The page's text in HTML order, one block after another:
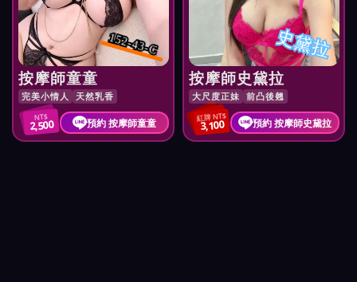
152-43-C
按摩師童童
完美小情人 天然乳香
NT$
2,500 預約 按摩師童童
史黛拉
按摩師史黛拉
大尺度正妹 前凸後翹
紅牌 NT$
3,100 預約 按摩師史黛拉